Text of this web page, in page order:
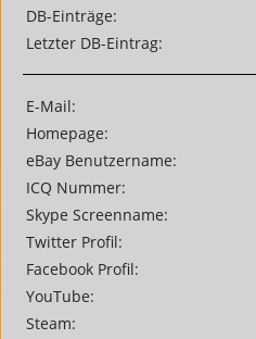
DB-Einträge:
Letzter DB-Eintrag:
E-Mail:
Homepage:
eBay Benutzername:
ICQ Nummer:
Skype Screenname:
Twitter Profil:
Facebook Profil:
YouTube:
Steam: